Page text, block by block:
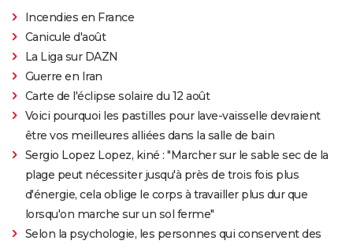
Incendies en France
Canicule d'août
La Liga sur DAZN
Guerre en Iran
Carte de l'éclipse solaire du 12 août
Voici pourquoi les pastilles pour lave-vaisselle devraient
être vos meilleures alliées dans la salle de bain
Sergio Lopez Lopez, kiné : "Marcher sur le sable sec de la
plage peut nécessiter jusqu'à près de trois fois plus
d'énergie, cela oblige le corps à travailler plus dur que
lorsqu'on marche sur un sol ferme"
Selon la psychologie, les personnes qui conservent des